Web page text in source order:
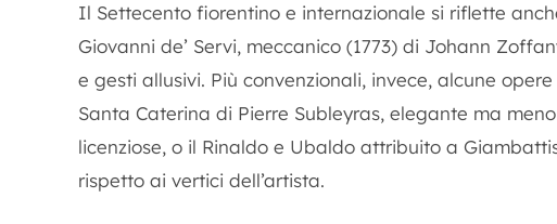
Il Settecento fiorentino e internazionale si riflette
Giovanni de’ Servi, meccanico (1773) di Johann
e gesti allusivi. Più convenzionali, invece, alcune
Santa Caterina di Pierre Subleyras, elegante ma
licenziose, o il Rinaldo e Ubaldo attribuito a
rispetto ai vertici dell’artista.